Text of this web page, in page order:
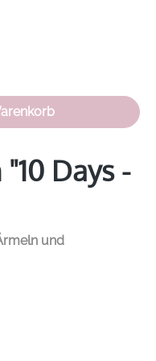
Wert
Days -
und